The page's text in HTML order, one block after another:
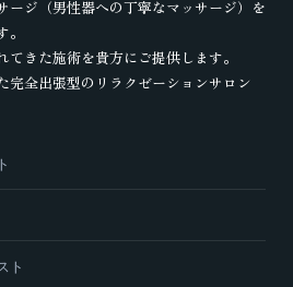
ージ（男性器への丁寧なマッサージ）を
きた施術を貴方にご提供します。
完全出張型のリラクゼーションサロン
ト